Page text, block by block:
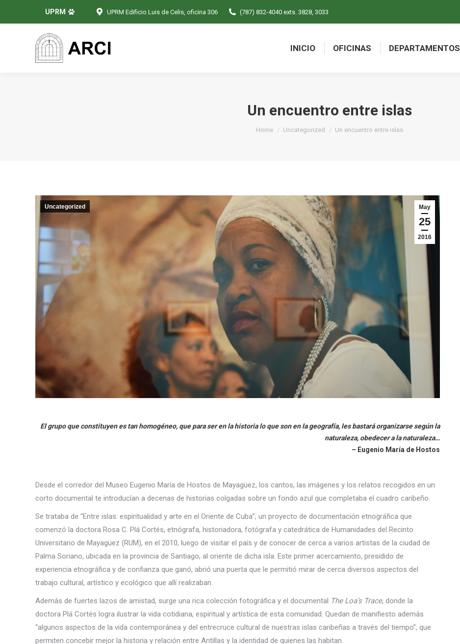
UPRM UPRM Edificio Luis de Celis, oficina 306 (787) 832-4040 exts. 3828, 3033
INICIO OFICINAS DEPARTAMENTOS
Un encuentro entre islas
You are here:
Home Uncategorized Un encuentro entre islas
May
25
2016
Uncategorized
El grupo que constituyen es tan homogéneo, que para ser en la historia lo que son en la geografía, les bastará organizarse según la
naturaleza, obedecer a la naturaleza…
– Eugenio María de Hostos
Desde el corredor del Museo Eugenio María de Hostos de Mayagüez, los cantos, las imágenes y los relatos recogidos en un
corto documental te introducían a decenas de historias colgadas sobre un fondo azul que completaba el cuadro caribeño.
Se trataba de “Entre islas: espiritualidad y arte en el Oriente de Cuba”, un proyecto de documentación etnográfica que
comenzó la doctora Rosa C. Plá Cortés, etnógrafa, historiadora, fotógrafa y catedrática de Humanidades del Recinto
Universitario de Mayagüez (RUM), en el 2010, luego de visitar el país y de conocer de cerca a varios artistas de la ciudad de
Palma Soriano, ubicada en la provincia de Santiago, al oriente de dicha isla. Este primer acercamiento, presidido de
experiencia etnográfica y de confianza que ganó, abrió una puerta que le permitió mirar de cerca diversos aspectos del
trabajo cultural, artístico y ecológico que allí realizaban.
Además de fuertes lazos de amistad, surge una rica colección fotográfica y el documental The Loa’s Trace, donde la
doctora Plá Cortés logra ilustrar la vida cotidiana, espiritual y artística de esta comunidad. Quedan de manifiesto además
“algunos aspectos de la vida contemporánea y del entrecruce cultural de nuestras islas caribeñas a través del tiempo”, que
permiten concebir mejor la historia y relación entre Antillas y la identidad de quienes las habitan.
INICIO